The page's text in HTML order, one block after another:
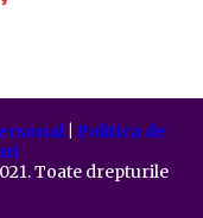
| Politica de
Toate drepturile